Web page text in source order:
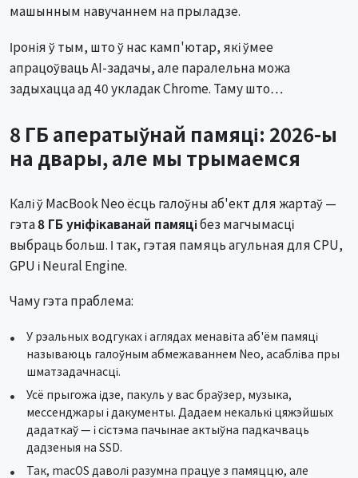
машынным навучаннем на прыладзе.
Іронія ў тым, што ў нас камп'ютар, які ўмее
апрацоўваць AI-задачы, але паралельна можа
задыхацца ад 40 укладак Chrome. Таму што…
8 ГБ аператыўнай памяці: 2026-ы
на двары, але мы трымаемся
Калі ў MacBook Neo ёсць галоўны аб'ект для жартаў —
гэта8 ГБ уніфікаванай памяцібез магчымасці
выбраць больш. І так, гэтая памяць агульная для CPU,
GPU і Neural Engine.
Чаму гэта праблема:
У рэальных водгуках і аглядах менавіта аб'ём памяці
называюць галоўным абмежаваннем Neo, асабліва пры
шматзадачнасці.
Усё прыгожа ідзе, пакуль у вас браўзер, музыка,
мессенджары і дакументы. Дадаем некалькі цяжэйшых
дадаткаў — і сістэма пачынае актыўна падкачваць
дадзеныя на SSD.
Так, macOS даволі разумна працуе з памяццю, але